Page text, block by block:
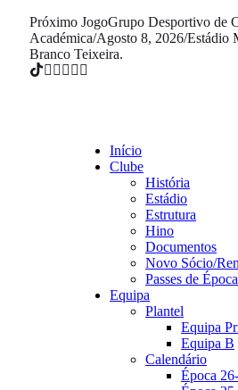
Próximo JogoGrupo Desportivo de
Académica/Agosto 8, 2026/Estádio
Branco Teixeira.
Início
Clube
História
Estádio
Estrutura
Hino
Documentos
Novo Sócio/
Passes de Época
Equipa
Plantel
Equipa
Equipa B
Calendário
Época